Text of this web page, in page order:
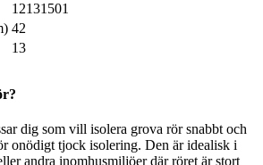
12131501
42
13
dig som vill isolera grova rör snabbt och
onödigt tjock isolering. Den är idealisk i
andra inomhusmiljöer där röret är stort